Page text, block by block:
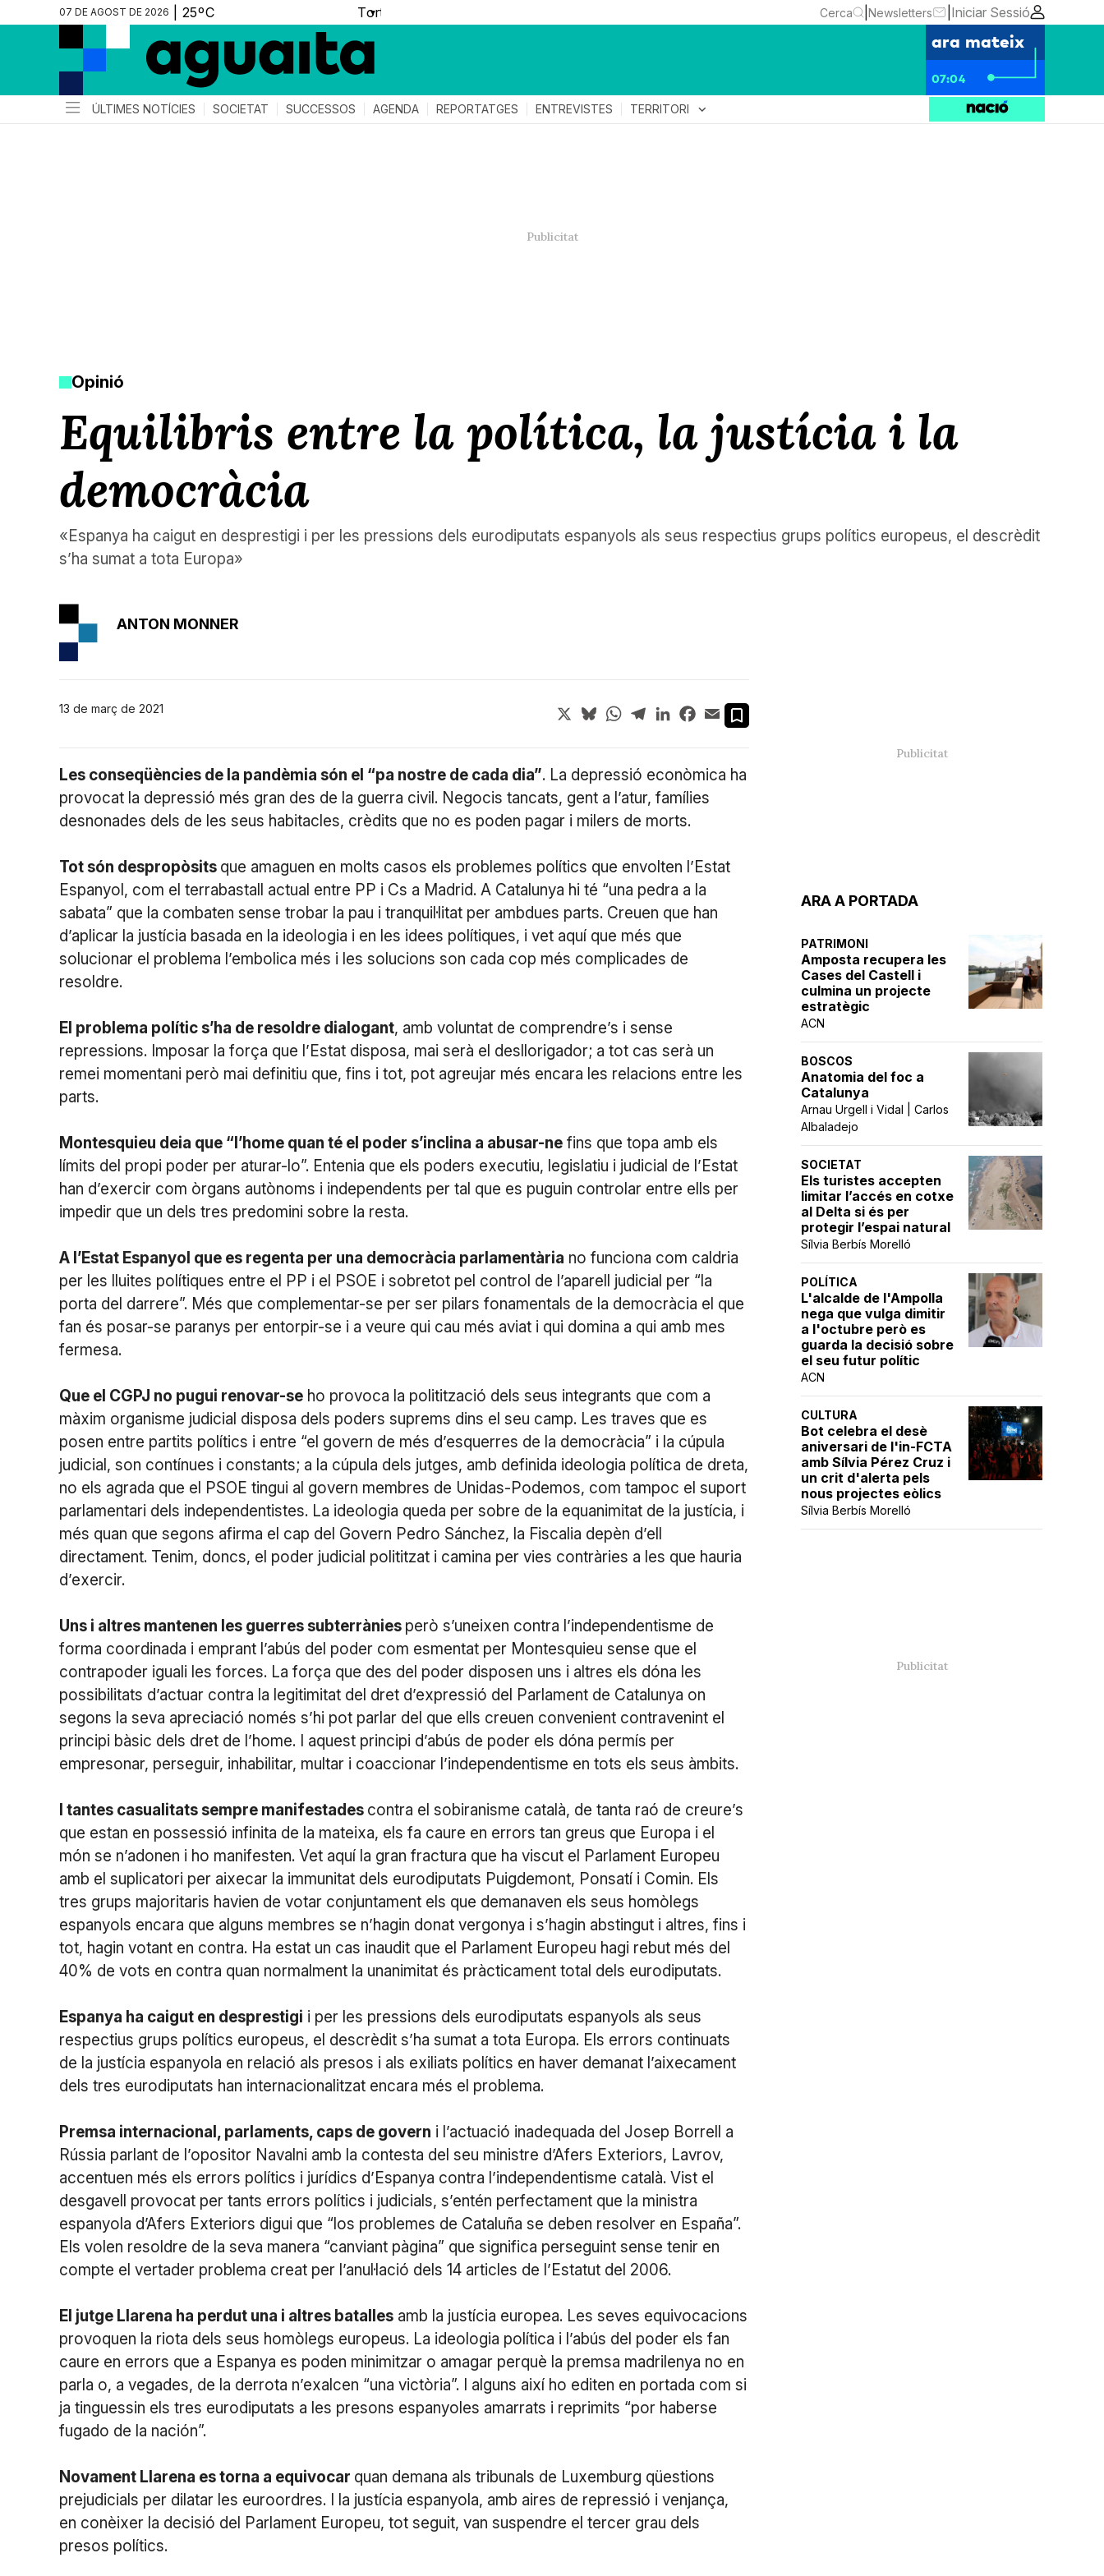
07 DE AGOST DE 2026 ▼ Cerca Newsletters Iniciar Sessió
ara mateix
07:04
ÚLTIMES NOTÍCIES SOCIETAT SUCCESSOS AGENDA REPORTATGES ENTREVISTES TERRITORI expand_more
Opinió
​Equilibris entre la política, la justícia i la
democràcia
«Espanya ha caigut en desprestigi i per les pressions dels eurodiputats espanyols als seus respectius grups polítics europeus, el descrèdit
s’ha sumat a tota Europa»
ARA A PORTADA
PATRIMONI
Amposta recupera les
Cases del Castell i
culmina un projecte
estratègic
ACN
BOSCOS
Anatomia del foc a
Catalunya
Arnau Urgell i Vidal | Carlos
Albaladejo
SOCIETAT
Els turistes accepten
limitar l’accés en cotxe
al Delta si és per
protegir l’espai natural
Sílvia Berbís Morelló
POLÍTICA
L'alcalde de l'Ampolla
nega que vulga dimitir
a l'octubre però es
guarda la decisió sobre
el seu futur polític
ACN
CULTURA
Bot celebra el desè
aniversari de l'in-FCTA
amb Sílvia Pérez Cruz i
un crit d'alerta pels
nous projectes eòlics
Sílvia Berbís Morelló
ANTON MONNER
13 de març de 2021 X BlueskyWhatsApp
TelegramLinkedInFacebook
Email
Les conseqüències de la pandèmia són el “pa nostre de cada dia”. La depressió econòmica ha
provocat la depressió més gran des de la guerra civil. Negocis tancats, gent a l’atur, famílies
desnonades dels de les seus habitacles, crèdits que no es poden pagar i milers de morts.
Tot són despropòsits que amaguen en molts casos els problemes polítics que envolten l’Estat
Espanyol, com el terrabastall actual entre PP i Cs a Madrid. A Catalunya hi té “una pedra a la
sabata” que la combaten sense trobar la pau i tranquil·litat per ambdues parts. Creuen que han
d’aplicar la justícia basada en la ideologia i en les idees polítiques, i vet aquí que més que
solucionar el problema l’embolica més i les solucions son cada cop més complicades de
resoldre.
El problema polític s’ha de resoldre dialogant, amb voluntat de comprendre’s i sense
repressions. Imposar la força que l’Estat disposa, mai serà el desllorigador; a tot cas serà un
remei momentani però mai definitiu que, fins i tot, pot agreujar més encara les relacions entre les
parts.
Montesquieu deia que “l’home quan té el poder s’inclina a abusar-ne fins que topa amb els
límits del propi poder per aturar-lo”. Entenia que els poders executiu, legislatiu i judicial de l’Estat
han d’exercir com òrgans autònoms i independents per tal que es puguin controlar entre ells per
impedir que un dels tres predomini sobre la resta.
A l’Estat Espanyol que es regenta per una democràcia parlamentària no funciona com caldria
per les lluites polítiques entre el PP i el PSOE i sobretot pel control de l’aparell judicial per “la
porta del darrere”. Més que complementar-se per ser pilars fonamentals de la democràcia el que
fan és posar-se paranys per entorpir-se i a veure qui cau més aviat i qui domina a qui amb mes
fermesa.
Que el CGPJ no pugui renovar-se ho provoca la politització dels seus integrants que com a
màxim organisme judicial disposa dels poders suprems dins el seu camp. Les traves que es
posen entre partits polítics i entre “el govern de més d’esquerres de la democràcia” i la cúpula
judicial, son contínues i constants; a la cúpula dels jutges, amb definida ideologia política de dreta,
no els agrada que el PSOE tingui al govern membres de Unidas-Podemos, com tampoc el suport
parlamentari dels independentistes. La ideologia queda per sobre de la equanimitat de la justícia, i
més quan que segons afirma el cap del Govern Pedro Sánchez, la Fiscalia depèn d’ell
directament. Tenim, doncs, el poder judicial polititzat i camina per vies contràries a les que hauria
d’exercir.
Uns i altres mantenen les guerres subterrànies però s’uneixen contra l’independentisme de
forma coordinada i emprant l’abús del poder com esmentat per Montesquieu sense que el
contrapoder iguali les forces. La força que des del poder disposen uns i altres els dóna les
possibilitats d’actuar contra la legitimitat del dret d’expressió del Parlament de Catalunya on
segons la seva apreciació només s’hi pot parlar del que ells creuen convenient contravenint el
principi bàsic dels dret de l’home. I aquest principi d’abús de poder els dóna permís per
empresonar, perseguir, inhabilitar, multar i coaccionar l’independentisme en tots els seus àmbits.
I tantes casualitats sempre manifestades contra el sobiranisme català, de tanta raó de creure’s
que estan en possessió infinita de la mateixa, els fa caure en errors tan greus que Europa i el
món se n’adonen i ho manifesten. Vet aquí la gran fractura que ha viscut el Parlament Europeu
amb el suplicatori per aixecar la immunitat dels eurodiputats Puigdemont, Ponsatí i Comin. Els
tres grups majoritaris havien de votar conjuntament els que demanaven els seus homòlegs
espanyols encara que alguns membres se n’hagin donat vergonya i s’hagin abstingut i altres, fins i
tot, hagin votant en contra. Ha estat un cas inaudit que el Parlament Europeu hagi rebut més del
40% de vots en contra quan normalment la unanimitat és pràcticament total dels eurodiputats.
Espanya ha caigut en desprestigi i per les pressions dels eurodiputats espanyols als seus
respectius grups polítics europeus, el descrèdit s’ha sumat a tota Europa. Els errors continuats
de la justícia espanyola en relació als presos i als exiliats polítics en haver demanat l’aixecament
dels tres eurodiputats han internacionalitzat encara més el problema.
Premsa internacional, parlaments, caps de govern i l’actuació inadequada del Josep Borrell a
Rússia parlant de l’opositor Navalni amb la contesta del seu ministre d’Afers Exteriors, Lavrov,
accentuen més els errors polítics i jurídics d’Espanya contra l’independentisme català. Vist el
desgavell provocat per tants errors polítics i judicials, s’entén perfectament que la ministra
espanyola d’Afers Exteriors digui que “los problemes de Cataluña se deben resolver en España”.
Els volen resoldre de la seva manera “canviant pàgina” que significa perseguint sense tenir en
compte el vertader problema creat per l’anul·lació dels 14 articles de l’Estatut del 2006.
El jutge Llarena ha perdut una i altres batalles amb la justícia europea. Les seves equivocacions
provoquen la riota dels seus homòlegs europeus. La ideologia política i l’abús del poder els fan
caure en errors que a Espanya es poden minimitzar o amagar perquè la premsa madrilenya no en
parla o, a vegades, de la derrota n’exalcen “una victòria”. I alguns així ho editen en portada com si
ja tinguessin els tres eurodiputats a les presons espanyoles amarrats i reprimits “por haberse
fugado de la nación”.
Novament Llarena es torna a equivocar quan demana als tribunals de Luxemburg qüestions
prejudicials per dilatar les euroordres. I la justícia espanyola, amb aires de repressió i venjança,
en conèixer la decisió del Parlament Europeu, tot seguit, van suspendre el tercer grau dels
presos polítics.